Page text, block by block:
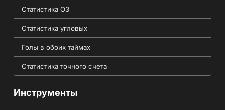
Статистика ОЗ
Статистика угловых
Голы в обоих таймах
Статистика точного счета
Инструменты